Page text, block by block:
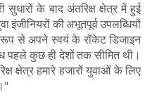
सुधारों के बाद अंतरिक्ष क्षेत्र में हुई
इंजीनियरों की अभूतपूर्व उपलब्धियों
से अपने स्वयं के रॉकेट डिजाइन
पहले कुछ ही देशों तक सीमित थी।
क्षेत्र हमारे हजारों युवाओं के लिए